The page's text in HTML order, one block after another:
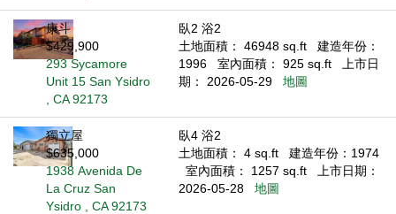
康斗
$429,900
293 Sycamore
Unit 15 San Ysidro
, CA 92173
臥2 浴2
土地面積： 46948 sq.ft
建造年份：
1996
室內面積： 925 sq.ft
上市日
期： 2026-05-29
地圖
獨立屋
$635,000
1938 Avenida De
La Cruz San
Ysidro , CA 92173
臥4 浴2
土地面積： 4 sq.ft
建造年份：1974
室內面積： 1257 sq.ft
上市日期：
2026-05-28
地圖